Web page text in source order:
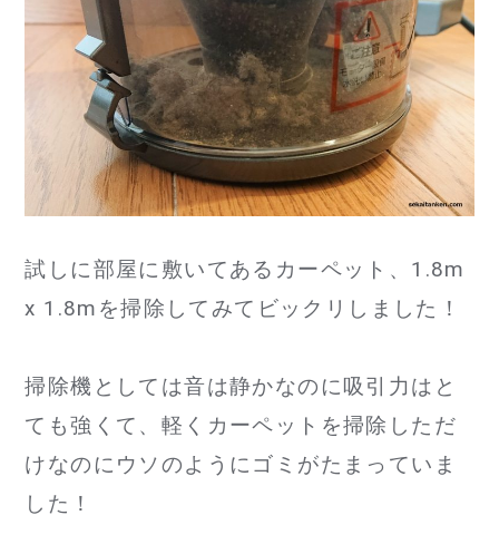
試しに部屋に敷いてあるカーペット、1.8m
x 1.8mを掃除してみてビックリしました！
掃除機としては音は静かなのに吸引力はと
ても強くて、軽くカーペットを掃除しただ
けなのにウソのようにゴミがたまっていま
した！